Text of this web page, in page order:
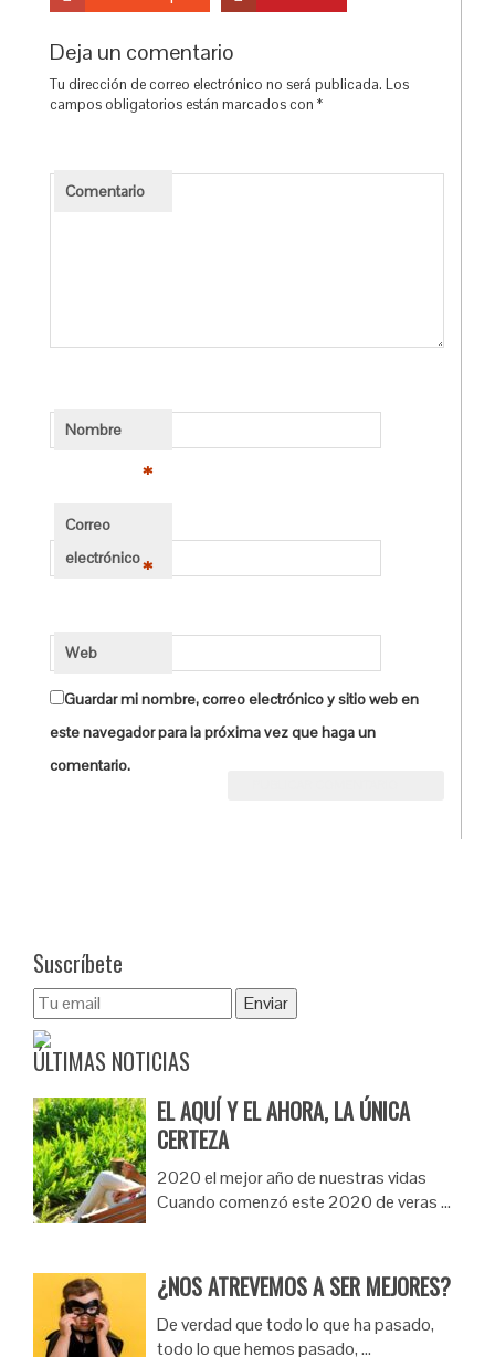
Deja un comentario
Tu dirección de correo electrónico no será publicada. Los
campos obligatorios están marcados con *
Comentario
Nombre
*
Correo
electrónico*
Web
Guardar mi nombre, correo electrónico y sitio web en
este navegador para la próxima vez que haga un
comentario.
Suscríbete
ÚLTIMAS NOTICIAS
EL AQUÍ Y EL AHORA, LA ÚNICA
CERTEZA
2020 el mejor año de nuestras vidas
Cuando comenzó este 2020 de veras …
¿NOS ATREVEMOS A SER MEJORES?
De verdad que todo lo que ha pasado,
todo lo que hemos pasado, …